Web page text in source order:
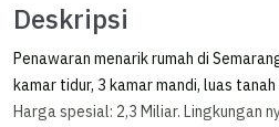
Deskripsi
Penawaran menarik rumah di
kamar tidur, 3 kamar mandi, luas tanah
Harga spesial: 2,3 Miliar. Lingkungan